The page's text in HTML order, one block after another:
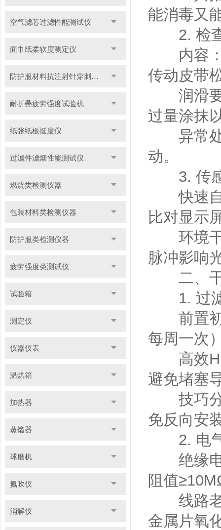
空气滤芯过滤性能测试仪
面巾纸柔软度测定仪
防护服材料抗注射针穿刺性能测试仪
耐折叠疲劳强度试验机
纸张纸板挺度仪
过滤件滤烟性能测试仪
燃烧类检测仪器
包装材料类检测仪器
防护服类检测仪器
疲劳强度类测试仪
试验箱
测定仪
仪器仪表
温烘箱
加热器
蒸馏器
球磨机
氮吹仪
消解仪
能消毒又
2. 检查
内容：
传动皮带
润滑要
过量涂抹
异常处
动。
3. 传感
快速自
比对显示
环境干
脉冲影响
二、干
1. 过滤
前置初
每周一次
高效
避免堵塞
技巧分
免反向安
2. 电气
绝缘电
阻值
线路老
金属片氧